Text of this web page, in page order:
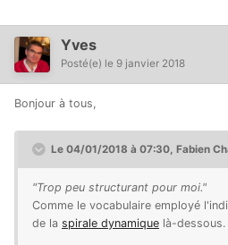
Yves
Posté(e) le 9 janvier 2018
Bonjour à tous,
Le 04/01/2018 à 07:30, Fabien
"Trop peu structurant pour moi."
Comme le vocabulaire employé
de la spirale dynamique là-dessous.